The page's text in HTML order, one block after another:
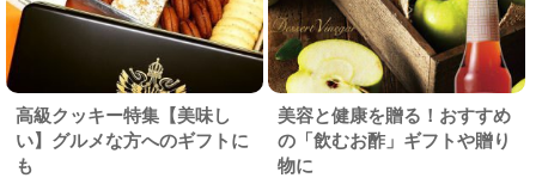
高級クッキー特集【美味し
い】グルメな方へのギフトに
も
美容と健康を贈る！おすすめ
の「飲むお酢」ギフトや贈り
物に